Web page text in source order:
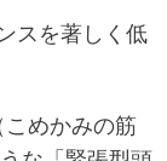
スを著しく低
めかみの筋